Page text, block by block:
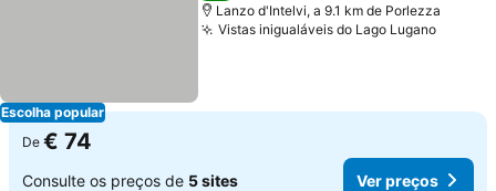
Escolha popular
Lanzo d'Intelvi, a 9.1 km de Porlezza
Vistas inigualáveis do Lago Lugano
De € 74
Consulte os preços de 5 sites Ver preços